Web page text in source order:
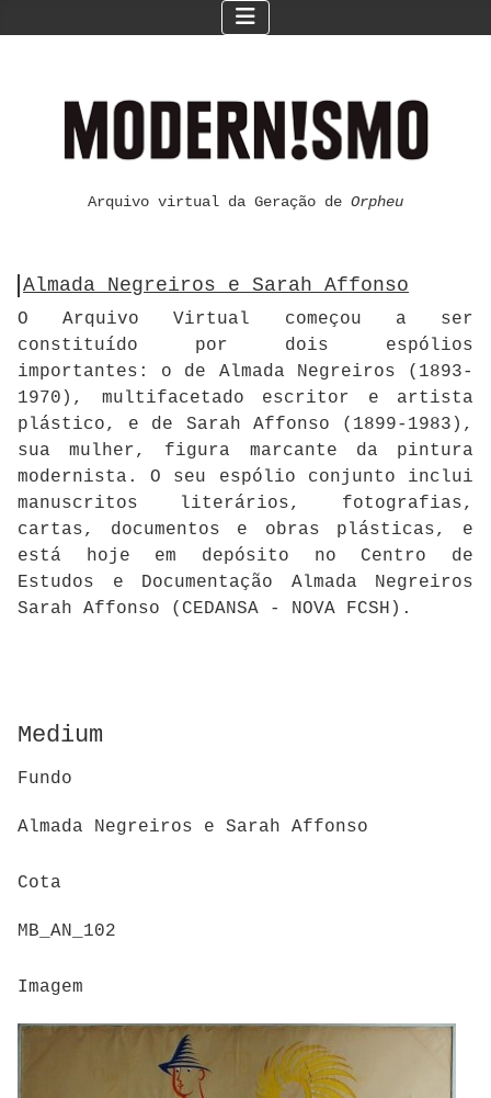
Arquivo virtual da Geração de Orpheu
Almada Negreiros e Sarah Affonso
O Arquivo Virtual começou a ser
constituído por dois espólios
importantes: o de Almada Negreiros (1893-
1970), multifacetado escritor e artista
plástico, e de Sarah Affonso (1899-1983),
sua mulher, figura marcante da pintura
modernista. O seu espólio conjunto inclui
manuscritos literários, fotografias,
cartas, documentos e obras plásticas, e
está hoje em depósito no Centro de
Estudos e Documentação Almada Negreiros
Sarah Affonso (CEDANSA - NOVA FCSH).
Medium
Fundo
Almada Negreiros e Sarah Affonso
Cota
MB_AN_102
Imagem